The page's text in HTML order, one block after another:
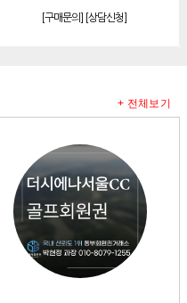
[구매문의] [상담신청]
+ 전체보기